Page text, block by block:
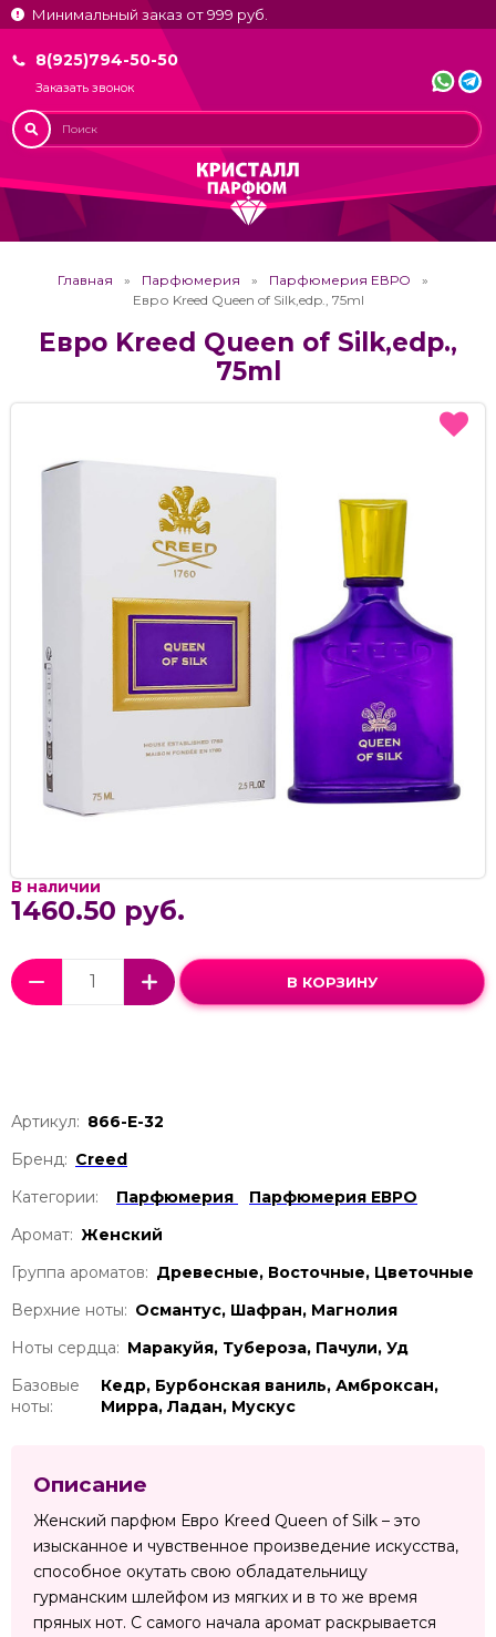
Минимальный заказ от 999 руб.
8(925)794-50-50
Заказать звонок
Главная Парфюмерия
Парфюмерия ЕВРО
Евро Kreed Queen of Silk,edp., 75ml
Евро Kreed Queen of Silk,edp.,
75ml
В наличии
1460.50 руб.
В КОРЗИНУ
Артикул: 866-Е-32
Бренд: Creed
Категории:
Парфюмерия
Парфюмерия ЕВРО
Аромат: Женский
Группа ароматов: Древесные, Восточные, Цветочные
Верхние ноты: Османтус, Шафран, Магнолия
Ноты сердца: Маракуйя, Тубероза, Пачули, Уд
Базовые
ноты:
Кедр, Бурбонская ваниль, Амброксан,
Мирра, Ладан, Мускус
Описание
Женский парфюм Евро Kreed Queen of Silk – это
изысканное и чувственное произведение искусства,
способное окутать свою обладательницу
гурманским шлейфом из мягких и в то же время
пряных нот. С самого начала аромат раскрывается